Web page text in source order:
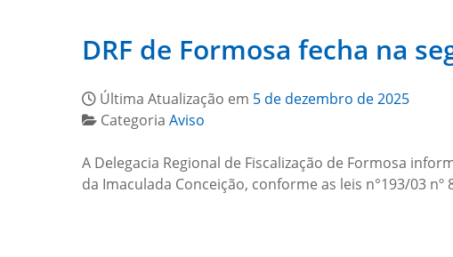
DRF de Formosa fecha na
Última Atualização em 5 de dezembro de 2025
Categoria Aviso
A Delegacia Regional de Fiscalização de Formosa
da Imaculada Conceição, conforme as leis n°193/03